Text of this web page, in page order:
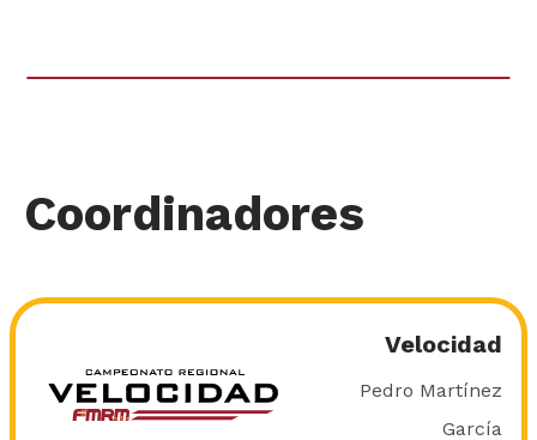
Coordinadores
Velocidad
Pedro Martínez
García